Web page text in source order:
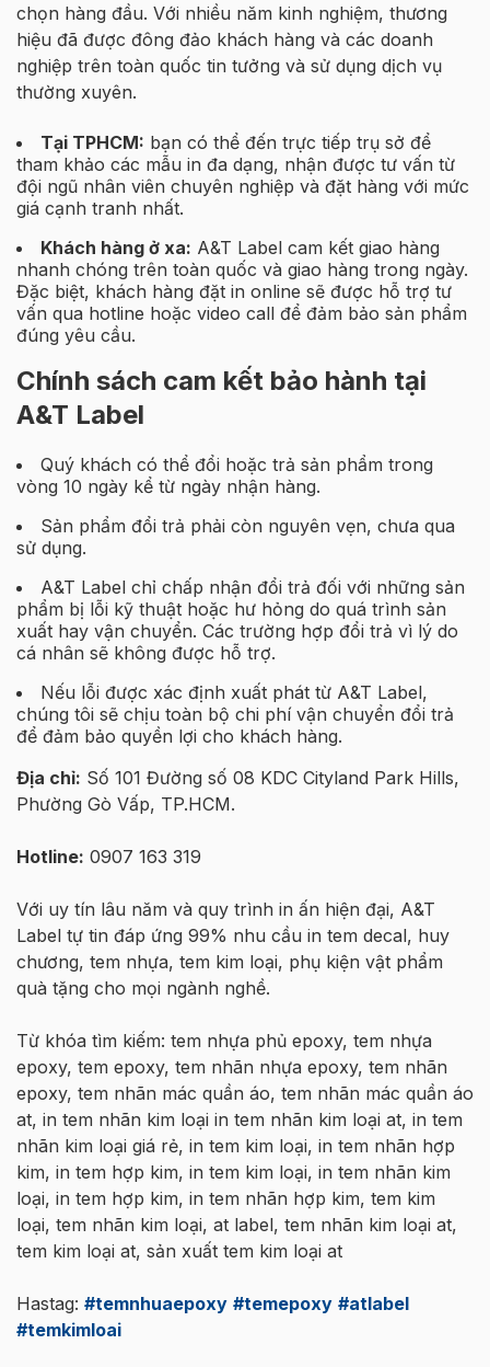
chọn hàng đầu. Với nhiều năm kinh nghiệm, thương
hiệu đã được đông đảo khách hàng và các doanh
nghiệp trên toàn quốc tin tưởng và sử dụng dịch vụ
thường xuyên.
Tại TPHCM: bạn có thể đến trực tiếp trụ sở để
tham khảo các mẫu in đa dạng, nhận được tư vấn từ
đội ngũ nhân viên chuyên nghiệp và đặt hàng với mức
giá cạnh tranh nhất.
Khách hàng ở xa: A&T Label cam kết giao hàng
nhanh chóng trên toàn quốc và giao hàng trong ngày.
Đặc biệt, khách hàng đặt in online sẽ được hỗ trợ tư
vấn qua hotline hoặc video call để đảm bảo sản phẩm
đúng yêu cầu.
Chính sách cam kết bảo hành tại
A&T Label
Quý khách có thể đổi hoặc trả sản phẩm trong
vòng 10 ngày kể từ ngày nhận hàng.
Sản phẩm đổi trả phải còn nguyên vẹn, chưa qua
sử dụng.
A&T Label chỉ chấp nhận đổi trả đối với những sản
phẩm bị lỗi kỹ thuật hoặc hư hỏng do quá trình sản
xuất hay vận chuyển. Các trường hợp đổi trả vì lý do
cá nhân sẽ không được hỗ trợ.
Nếu lỗi được xác định xuất phát từ A&T Label,
chúng tôi sẽ chịu toàn bộ chi phí vận chuyển đổi trả
để đảm bảo quyền lợi cho khách hàng.
Địa chỉ: Số 101 Đường số 08 KDC Cityland Park Hills,
Phường Gò Vấp, TP.HCM.
Hotline: 0907 163 319
Với uy tín lâu năm và quy trình in ấn hiện đại, A&T
Label tự tin đáp ứng 99% nhu cầu in tem decal, huy
chương, tem nhựa, tem kim loại, phụ kiện vật phẩm
quà tặng cho mọi ngành nghề.
Từ khóa tìm kiếm: tem nhựa phủ epoxy, tem nhựa
epoxy, tem epoxy, tem nhãn nhựa epoxy, tem nhãn
epoxy, tem nhãn mác quần áo, tem nhãn mác quần áo
at, in tem nhãn kim loại in tem nhãn kim loại at, in tem
nhãn kim loại giá rẻ, in tem kim loại, in tem nhãn hợp
kim, in tem hợp kim, in tem kim loại, in tem nhãn kim
loại, in tem hợp kim, in tem nhãn hợp kim, tem kim
loại, tem nhãn kim loại, at label, tem nhãn kim loại at,
tem kim loại at, sản xuất tem kim loại at
Hastag: #temnhuaepoxy #temepoxy #atlabel
#temkimloai